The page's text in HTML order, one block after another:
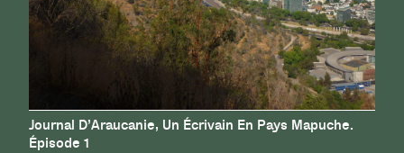
Journal D’Araucanie, Un Écrivain En Pays Mapuche.
Épisode 1